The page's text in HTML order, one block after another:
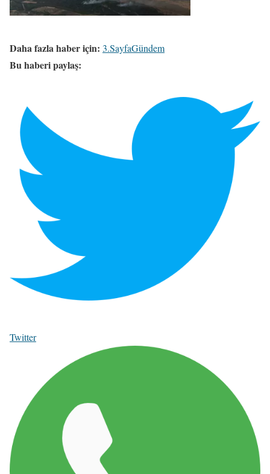
Daha fazla haber için: 3.SayfaGündem
Bu haberi paylaş:
Twitter